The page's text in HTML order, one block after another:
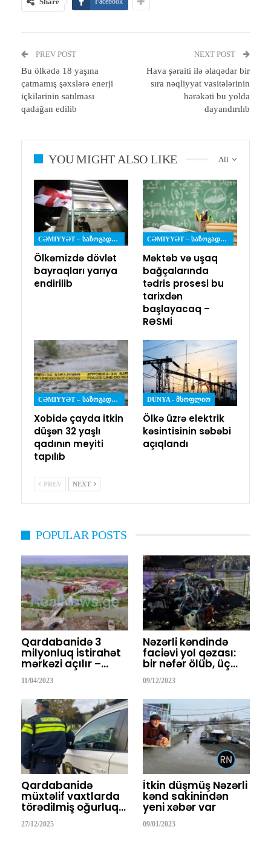
PREV POST
Bu ölkədə 18 yaşına
çatmamış şəxslərə enerji
içkilərinin satılması
qadağan edilib
NEXT POST
Hava şəraiti ilə əlaqədar bir
sıra nəqliyyat vasitələrinin
hərəkəti bu yolda
dayandırılıb
All
YOU MIGHT ALSO LIKE
CƏMIYYƏT – ᲡᲐᲖᲝᲒᲐᲓᲝᲔᲑᲐ
Ölkəmizdə dövlət
bayraqları yarıya
endirilib
CƏMIYYƏT – ᲡᲐᲖᲝᲒᲐᲓᲝᲔᲑᲐ
Məktəb və uşaq
bağçalarında
tədris prosesi bu
tarixdən
başlayacaq –
RƏSMİ
CƏMIYYƏT – ᲡᲐᲖᲝᲒᲐᲓᲝᲔᲑᲐ
Xobidə çayda itkin
düşən 32 yaşlı
qadının meyiti
tapılıb
DÜNYA - ᲛᲡᲝᲤᲚᲘᲝ
Ölkə üzrə elektrik
kəsintisinin səbəbi
açıqlandı
PREV NEXT
POPULAR POSTS
Qardabanidə 3
milyonluq istirahət
mərkəzi açılır –…
11/04/2023
Nəzərli kəndində
faciəvi yol qəzası:
bir nəfər ölüb, üç…
09/12/2023
Qardabanidə
müxtəlif vaxtlarda
törədilmiş oğurluq…
27/12/2025
İtkin düşmüş Nəzərli
kənd sakinindən
yeni xəbər var
09/01/2023